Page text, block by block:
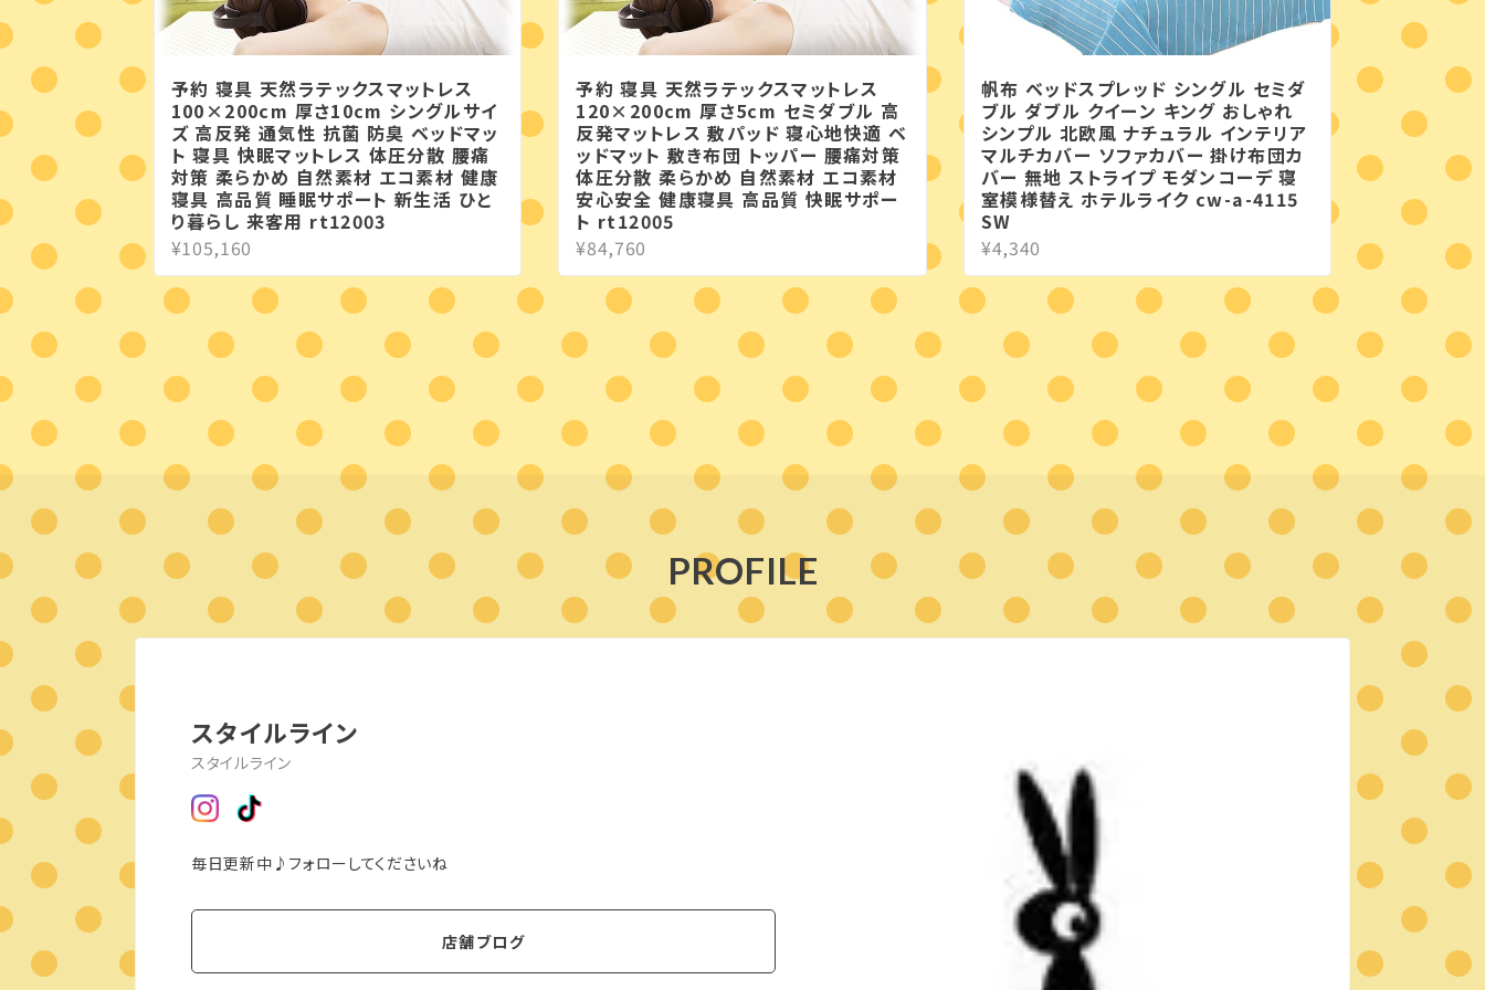
予約 寝具 天然ラテックスマットレス
100×200cm 厚さ10cm シングルサイ
ズ 高反発 通気性 抗菌 防臭 ベッドマッ
ト 寝具 快眠マットレス 体圧分散 腰痛
対策 柔らかめ 自然素材 エコ素材 健康
寝具 高品質 睡眠サポート 新生活 ひと
り暮らし 来客用 rt12003
¥105,160
予約 寝具 天然ラテックスマットレス
120×200cm 厚さ5cm セミダブル 高
反発マットレス 敷パッド 寝心地快適 ベ
ッドマット 敷き布団 トッパー 腰痛対策
体圧分散 柔らかめ 自然素材 エコ素材
安心安全 健康寝具 高品質 快眠サポー
ト rt12005
¥84,760
帆布 ベッドスプレッド シングル セミダ
ブル ダブル クイーン キング おしゃれ
シンプル 北欧風 ナチュラル インテリア
マルチカバー ソファカバー 掛け布団カ
バー 無地 ストライプ モダンコーデ 寝
室模様替え ホテルライク cw-a-4115
SW
¥4,340
PROFILE
スタイルライン
スタイルライン
毎日更新中♪フォローしてくださいね
店舗ブログ